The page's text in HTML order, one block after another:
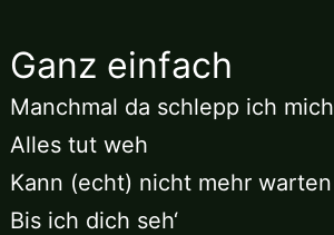
Ganz einfach
Manchmal da schlepp ich mich
Alles tut weh
Kann (echt) nicht mehr warten
Bis ich dich seh‘